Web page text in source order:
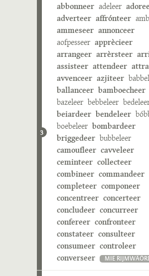
3
abbonneer adeleer
adverteer affrónteer
ammeseer annonceer
aofpesseer apprècieer
arrangeer arrèrsteer
assisteer attendeer
avvenceer azjiteer
ballanceer bamboecheer
bazeleer bebbeleer
beiardeer bendeleer
boebeleer bombardeer
briggedeer bubbeleer
camoufleer cavveleer
ceminteer collecteer
combineer commandeer
completeer componeer
concentreer concerteer
concludeer concurreer
confereer confronteer
constateer consulteer
consumeer controleer
converseer
MIE